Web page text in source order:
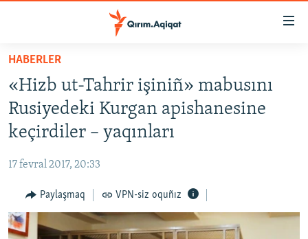
Esas
qaytmaq
Baş
navigatsiyağa
qaytmaq
Qıdıruvğa
HABERLER
İQTİSADİYAT
MEDENİYET
İNSAN AQLARI
VİDEO
HABERLER
«Hizb ut-Tahrir işiniñ» mabusını
Rusiyedeki Kurgan apishanesine
keçirdiler – yaqınları
17 fevral 2017, 20:33
Paylaşmaq VPN-siz oquñız